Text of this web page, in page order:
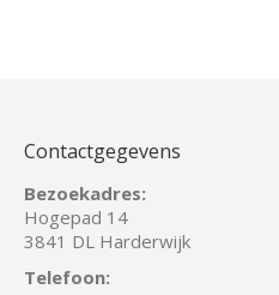
Contactgegevens
Bezoekadres:
Hogepad 14
3841 DL Harderwijk
Telefoon: